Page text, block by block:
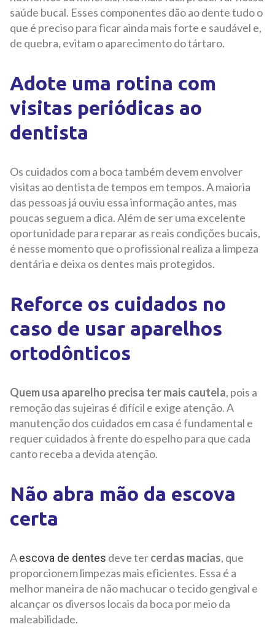
saúde bucal. Esses componentes dão ao dente tudo o
que é preciso para ficar ainda mais forte e saudável e,
de quebra, evitam o aparecimento do tártaro.
Adote uma rotina com
visitas periódicas ao
dentista
Os cuidados com a boca também devem envolver
visitas ao dentista de tempos em tempos. A maioria
das pessoas já ouviu essa informação antes, mas
poucas seguem a dica. Além de ser uma excelente
oportunidade para reparar as reais condições bucais,
é nesse momento que o profissional realiza a limpeza
dentária e deixa os dentes mais protegidos.
Reforce os cuidados no
caso de usar aparelhos
ortodônticos
Quem usa aparelho precisa ter mais cautela, pois a
remoção das sujeiras é difícil e exige atenção. A
manutenção dos cuidados em casa é fundamental e
requer cuidados à frente do espelho para que cada
canto receba a devida atenção.
Não abra mão da escova
certa
Aescova de dentes deve tercerdas macias, que
proporcionem limpezas mais eficientes. Essa é a
melhor maneira de não machucar o tecido gengival e
alcançar os diversos locais da boca por meio da
maleabilidade.